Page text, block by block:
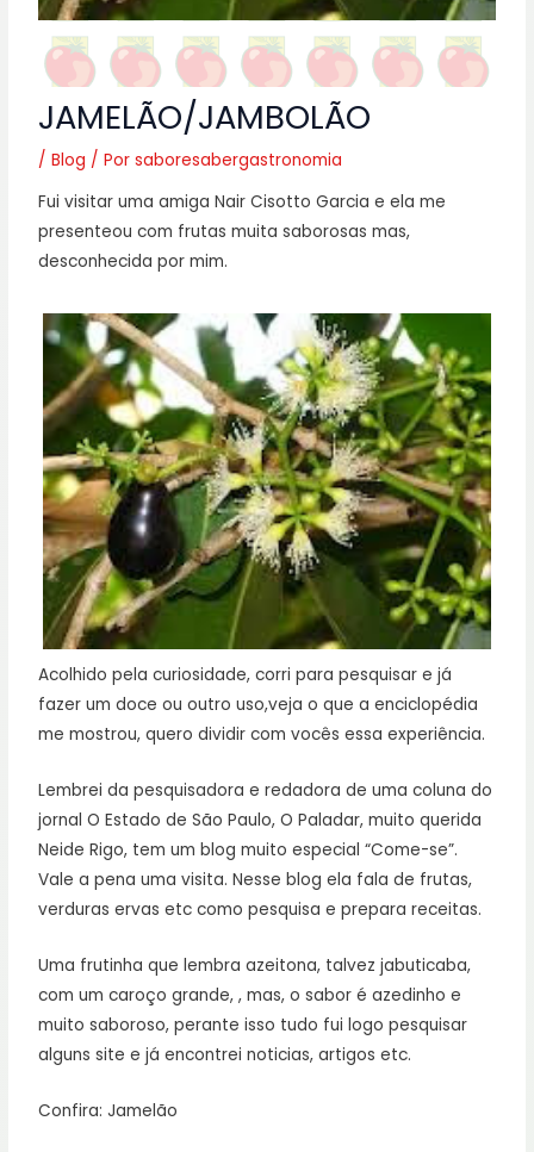
JAMELÃO/JAMBOLÃO
/Blog / Porsaboresabergastronomia
Fui visitar uma amiga Nair Cisotto Garcia e ela me
presenteou com frutas muita saborosas mas,
desconhecida por mim.
Acolhido pela curiosidade, corri para pesquisar e já
fazer um doce ou outro uso,veja o que a enciclopédia
me mostrou, quero dividir com vocês essa experiência.
Lembrei da pesquisadora e redadora de uma coluna do
jornal O Estado de São Paulo, O Paladar, muito querida
Neide Rigo, tem um blog muito especial “Come-se”.
Vale a pena uma visita. Nesse blog ela fala de frutas,
verduras ervas etc como pesquisa e prepara receitas.
Uma frutinha que lembra azeitona, talvez jabuticaba,
com um caroço grande, , mas, o sabor é azedinho e
muito saboroso, perante isso tudo fui logo pesquisar
alguns site e já encontrei noticias, artigos etc.
Confira: Jamelão